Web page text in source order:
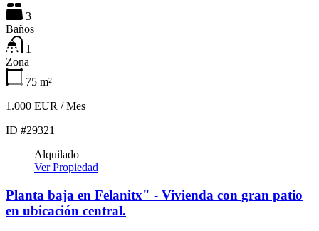
3
Baños
1
Zona
75 m²
1.000 EUR / Mes
ID #29321
Alquilado
Ver Propiedad
Planta baja en Felanitx" - Vivienda con gran patio
en ubicación central.